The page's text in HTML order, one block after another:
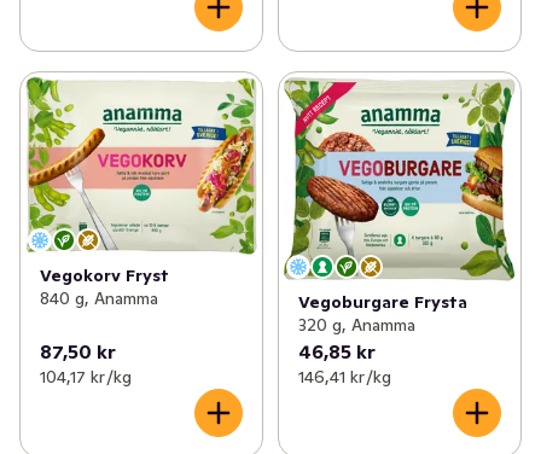
Vegokorv Fryst
840 g, Anamma
87,50 kr
104,17 kr /kg
Vegoburgare Frysta
320 g, Anamma
46,85 kr
146,41 kr /kg